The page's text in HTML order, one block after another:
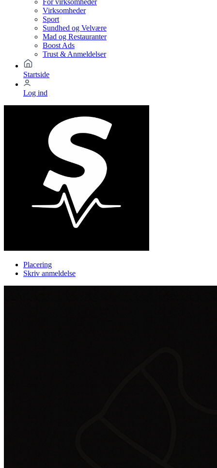
For virksomheder
Virksomheder
Sport
Sundhed og Velvære
Mad og Restauranter
Boost Ads
Trust & Anmeldelser
Startside
Log ind
Placering
Skriv anmeldelse